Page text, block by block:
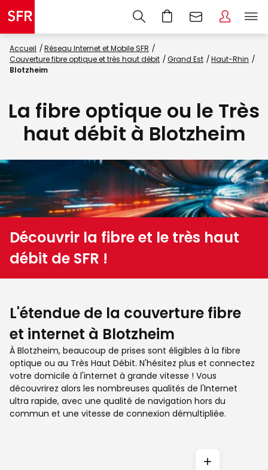
Accueil
Réseau Internet et Mobile SFR
Couverture fibre optique et très haut débit
Grand Est
Haut-Rhin
Blotzheim
La fibre optique ou le Très
haut débit à Blotzheim
Découvrir la fibre et le très haut
débit de SFR !
L'étendue de la couverture fibre
et internet à Blotzheim
À Blotzheim, beaucoup de prises sont éligibles à la fibre
optique ou au Très Haut Débit. N'hésitez plus et connectez
votre domicile à l'internet à grande vitesse ! Vous
découvrirez alors les nombreuses qualités de l'Internet
ultra rapide, avec une qualité de navigation hors du
commun et une vitesse de connexion démultipliée.
+